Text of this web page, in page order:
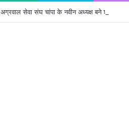
अग्रवाल सेवा संघ चांपा के नवीन अध्यक्ष बने श्री विष्णु